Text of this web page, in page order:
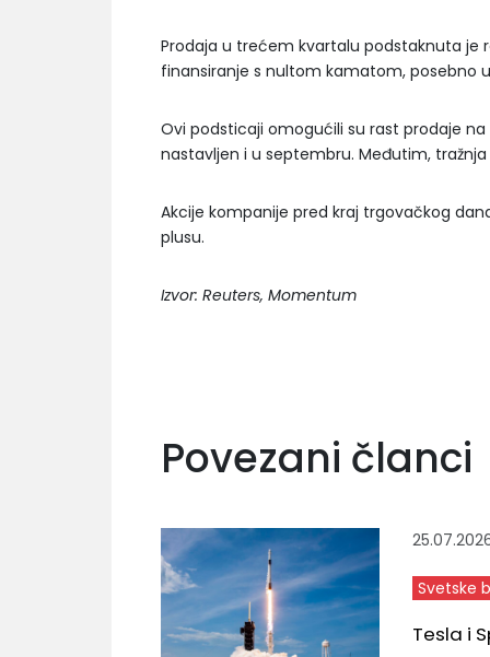
Prodaja u trećem kvartalu podstaknuta je
finansiranje s nultom kamatom, posebno
Ovi podsticaji omogućili su rast prodaje
nastavljen i u septembru. Međutim,
Akcije kompanije pred kraj trgovačkog
plusu.
Izvor: Reuters, Momentum
Povezani članci
Svetske
Tesla i